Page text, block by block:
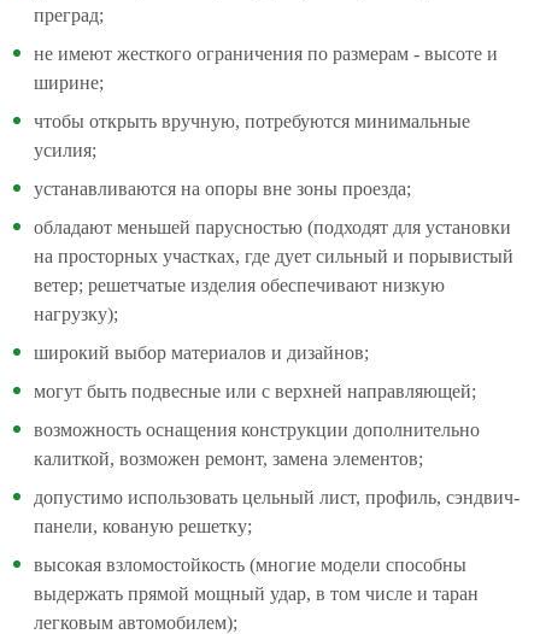
преград;
не имеют жесткого ограничения по размерам - высоте и
ширине;
чтобы открыть вручную, потребуются минимальные
усилия;
устанавливаются на опоры вне зоны проезда;
обладают меньшей парусностью (подходят для установки
на просторных участках, где дует сильный и порывистый
ветер; решетчатые изделия обеспечивают низкую
нагрузку);
широкий выбор материалов и дизайнов;
могут быть подвесные или с верхней направляющей;
возможность оснащения конструкции дополнительно
калиткой, возможен ремонт, замена элементов;
допустимо использовать цельный лист, профиль, сэндвич-
панели, кованую решетку;
высокая взломостойкость (многие модели способны
выдержать прямой мощный удар, в том числе и таран
легковым автомобилем);